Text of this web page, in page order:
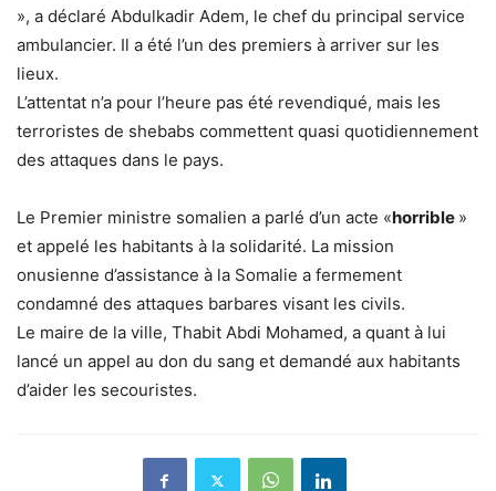
», a déclaré Abdulkadir Adem, le chef du principal service
ambulancier. Il a été l’un des premiers à arriver sur les
lieux.
L’attentat n’a pour l’heure pas été revendiqué, mais les
terroristes de shebabs commettent quasi quotidiennement
des attaques dans le pays.
Le Premier ministre somalien a parlé d’un acte «horrible »
et appelé les habitants à la solidarité. La mission
onusienne d’assistance à la Somalie a fermement
condamné des attaques barbares visant les civils.
Le maire de la ville, Thabit Abdi Mohamed, a quant à lui
lancé un appel au don du sang et demandé aux habitants
d’aider les secouristes.